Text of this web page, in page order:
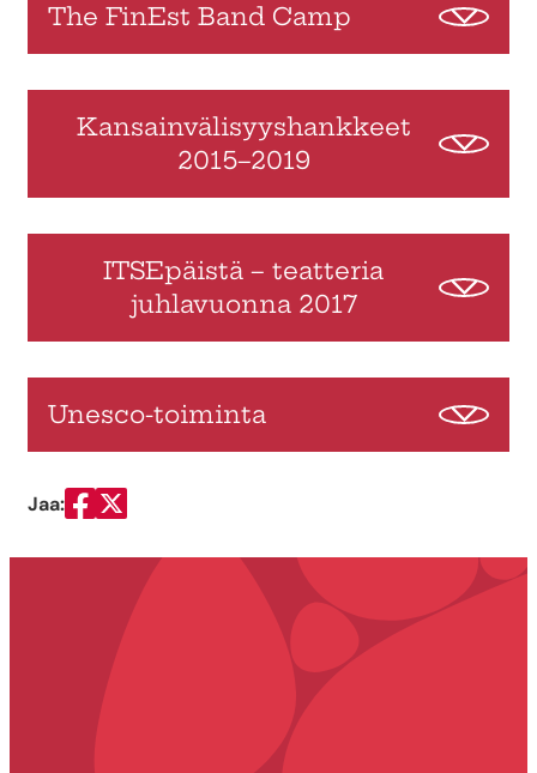
The FinEst Band Camp
Kansainvälisyyshankkeet
2015–2019
ITSEpäistä – teatteria
juhlavuonna 2017
Unesco-toiminta
Jaa:
Jaa Facebookissa
Jaa Twitterissä